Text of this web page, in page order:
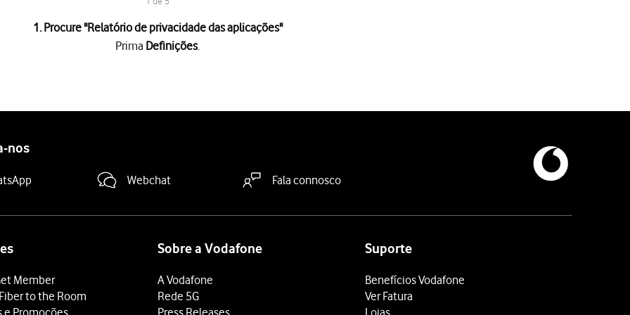
1. Procure "Relatório de privacidade das aplicações"
Prima Definições.
nos
Webchat Fala connosco
Member
to the Room
e Promoções
Sobre a Vodafone
A Vodafone
Rede 5G
Press Releases
Suporte
Benefícios Vodafone
Ver Fatura
Lojas